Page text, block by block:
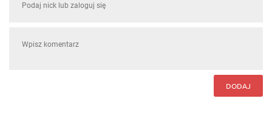
DODAJ